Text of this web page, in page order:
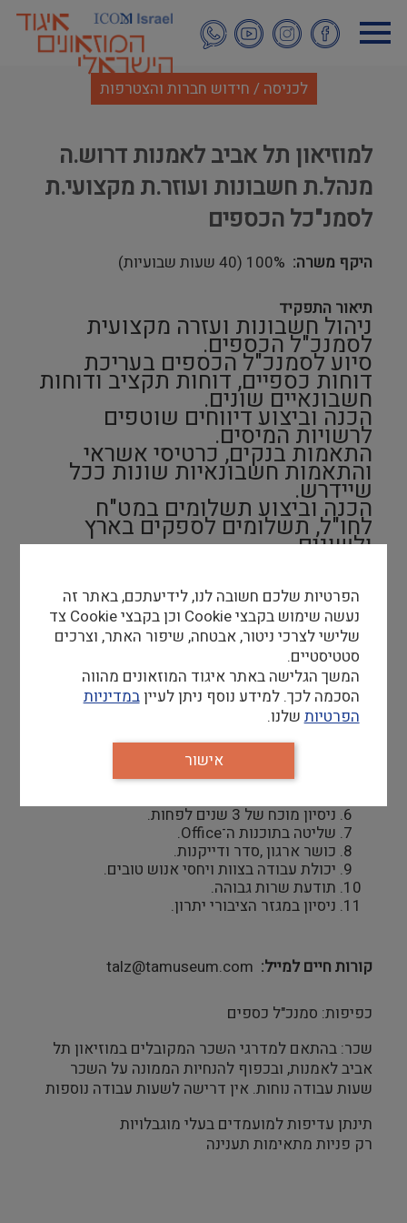
לתוכן
העיקרי
לכניסה / חידוש חברות והצטרפות
למוזיאון תל אביב לאמנות דרוש.ה
מנהל.ת חשבונות ועוזר.ת מקצועי.ת
לסמנ"כל הכספים
היקף משרה 100% (40 שעות שבועיות)
תיאור התפקיד
ניהול חשבונות ועזרה מקצועית
לסמנכ"ל הכספים.
סיוע לסמנכ"ל הכספים בעריכת
דוחות כספיים, דוחות תקציב ודוחות
חשבונאיים שונים.
הכנה וביצוע דיווחים שוטפים
לרשויות המיסים.
התאמות בנקים, כרטיסי אשראי
והתאמות חשבונאיות שונות ככל
שיידרש.
הכנה וביצוע תשלומים במט"ח
לחו"ל, תשלומים לספקים בארץ
ולשונים.
דרישות סף
סוג 3 בהנהלת חשבונות – לפחות, רואה/ת חשבון
– יתרון.
ניסיון בהכנת דוחות כספיים שנתיים ואחרים.
ניסיון בדיווח לרשויות המיסים.
ניסיון בהכנת תשלומים ( המחאות ומס"ב) ,
התאמות בנקים, כרטיסי אשראי, ספקים ולקוחות
– חובה.
ניסיון מוכח של 3 שנים לפחות.
שליטה בתוכנות ה־Office.
כושר ארגון ,סדר ודייקנות.
יכולת עבודה בצוות ויחסי אנוש טובים.
תודעת שרות גבוהה.
ניסיון במגזר הציבורי יתרון.
קורות חיים למייל talz@tamuseum.com
כפיפות: סמנכ"ל כספים
שכר: בהתאם למדרגי השכר המקובלים במוזיאון תל
אביב לאמנות, ובכפוף להנחיות הממונה על השכר
שעות עבודה נוחות. אין דרישה לשעות עבודה נוספות
תינתן עדיפות למועמדים בעלי מוגבלויות
רק פניות מתאימות תענינה
הפרטיות שלכם חשובה לנו, לידיעתכם, באתר זה
נעשה שימוש בקבצי Cookie וכן בקבצי Cookie צד
שלישי לצרכי ניטור, אבטחה, שיפור האתר, וצרכים
סטטיסטיים.
המשך הגלישה באתר איגוד המוזאונים מהווה
הסכמה לכך. למידע נוסף ניתן לעייןבמדיניות
הפרטיותשלנו.
אישור